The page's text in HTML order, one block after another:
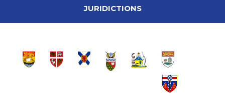
JURIDICTIONS